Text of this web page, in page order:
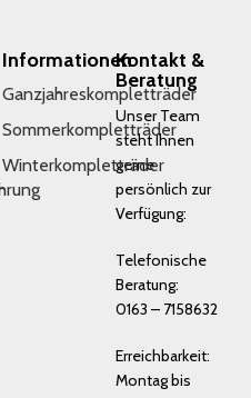
Informationen
Ganzjahreskompletträder
Sommerkompletträder
Winterkompletträder
Kontakt &
Beratung
Unser Team
steht Ihnen
gerne
persönlich zur
Verfügung:
Telefonische
Beratung:
0163 – 7158632
Erreichbarkeit:
Montag bis